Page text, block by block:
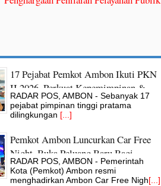
17 Pejabat Pemkot Ambon Ikuti PKN
II 2026, Perkuat Kepemimpinan &
Kualitas Pelayanan Publik
RADAR POS, AMBON - Sebanyak 17
pejabat pimpinan tinggi pratama
dilingkungan [...]
Pemkot Ambon Luncurkan Car Free
Night, Buka Peluang Baru Bagi
UMKM
RADAR POS, AMBON - Pemerintah
Kota (Pemkot) Ambon resmi
menghadirkan Ambon Car Free Nigh[...]